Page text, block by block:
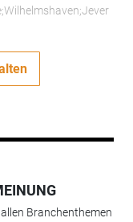
Branchenthemen